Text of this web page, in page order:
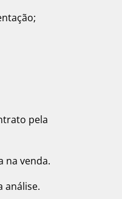
pela
na venda.
análise.